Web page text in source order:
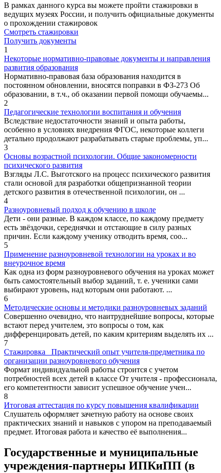
В рамках данного курса вы можете пройти стажировки в
ведущих музеях России, и получить официальные документы
о прохождении стажировок
Смотреть стажировки
Получить документы
1
Некоторые нормативно-правовые документы и направления
развития образования
Нормативно-правовая база образования находится в
постоянном обновлении, вносятся поправки в ФЗ-273 Об
образовании, в т.ч., об оказании первой помощи обучаемы...
2
Педагогические технологии воспитания и обучения
Вследствие недостаточности знаний и опыта работы,
особенно в условиях внедрения ФГОС, некоторые коллеги
детально продолжают разрабатывать старые проблемы, уп...
3
Основы возрастной психологии. Общие закономерности
психического развития
Взгляды Л.С. Выготского на процесс психического развития
стали основой для разработки общепризнанной теории
детского развития в отечественной психологии, он ...
4
Разноуровневый подход к обучению в школе
Дети - они разные. В каждом классе, по каждому предмету
есть звёздочки, середнячки и отстающие в силу разных
причин. Если каждому ученику отводить время, соо...
5
Применение разноуровневой технологии на уроках и во
внеурочное время
Как одна из форм разноуровневого обучения на уроках может
быть самостоятельный выбор заданий, т. е. ученики сами
выбирают уровень, над которым они работают. ...
6
Методические основы и методики разноуровневых заданий
Совершенно очевидно, что наитруднейшие вопросы, которые
встают перед учителем, это вопросы о том, как
дифференцировать детей, по каким критериям выделять их ...
7
Стажировка_ Практический опыт учителя-предметника по
организации разноуровневого обучения
Формат индивидуальной работы строится с учетом
потребностей всех детей в классе От учителя - профессионала,
его компетентности зависит успешное обучение учен...
8
Итоговая аттестация по курсу повышения квалификации
Слушатель оформляет зачетную работу на основе своих
практических знаний и навыков с упором на преподаваемый
предмет. Итоговая работа и качество её выполнения...
Государственные и муниципальные
учреждения-партнеры ИПКиПП (в